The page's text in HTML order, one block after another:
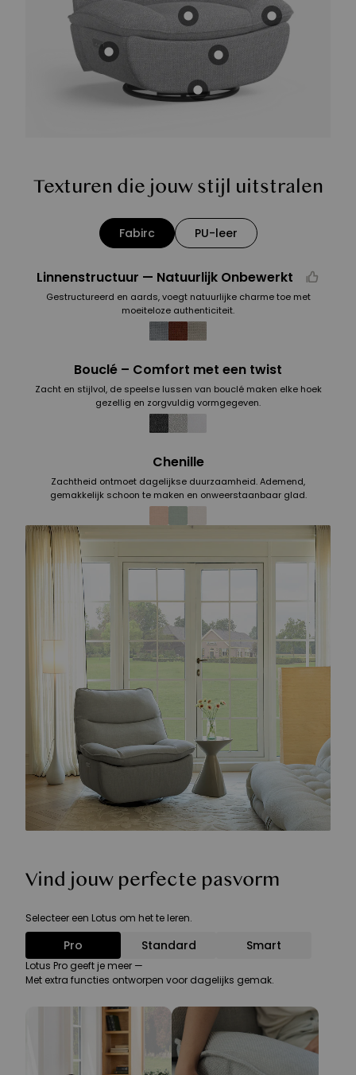
Texturen die jouw stijl uitstralen
Fabirc PU-leer
Linnenstructuur — Natuurlijk Onbewerkt
Gestructureerd en aards, voegt natuurlijke charme toe met
moeiteloze authenticiteit.
Bouclé – Comfort met een twist
Zacht en stijlvol, de speelse lussen van bouclé maken elke hoek
gezellig en zorgvuldig vormgegeven.
Chenille
Zachtheid ontmoet dagelijkse duurzaamheid. Ademend,
gemakkelijk schoon te maken en onweerstaanbaar glad.
Vind jouw perfecte pasvorm
Lotus Pro geeft je meer —
Met extra functies ontworpen voor dagelijks gemak.
Selecteer een Lotus om het te leren.
Pro Standard Smart